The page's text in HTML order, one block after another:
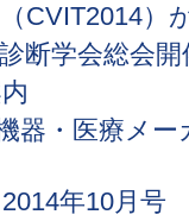
CVIT2014）
断学会総会開
器・医療メ
年10月号